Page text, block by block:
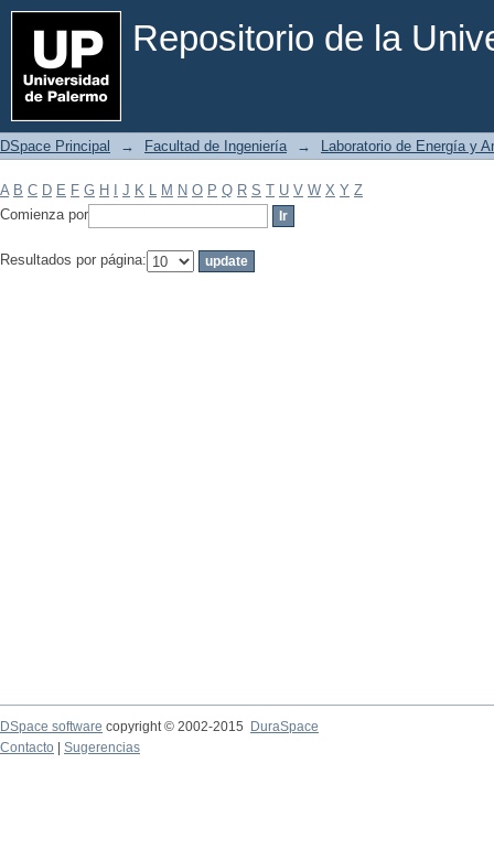
Repositorio de la
Filtrar por: Materia
DSpace Principal → Facultad de Ingeniería → Laboratorio de Energía y
A B C D E F G H J K L M N O P Q R S T U V W X Y Z
Comienza por
Resultados por página:
DSpace software copyright © 2002-2015
DuraSpace
Contacto
Sugerencias